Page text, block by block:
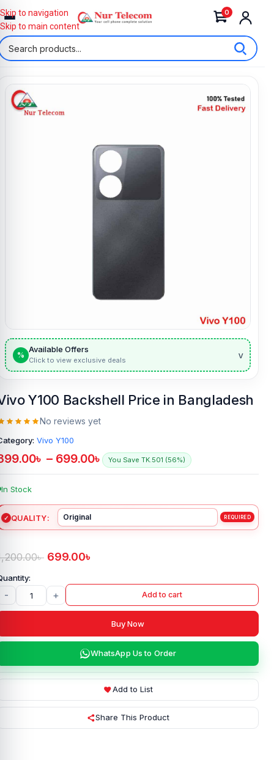
0
Skip to navigation
Skip to main content
%
Available Offers
Click to view exclusive deals v
Y100 Backshell Price in Bangladesh
No reviews yet
Vivo Y100
৳ – 699.00৳ You Save TK.501 (56%)
In Stock
QUALITY
৳ 699.00৳
- + Add to cart
Buy Now
WhatsApp Us to Order
Add to List
Share This Product